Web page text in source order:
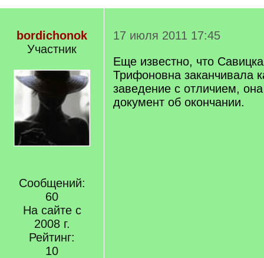
bordichonok
Участник
Сообщений:
60
На сайте с
2008 г.
Рейтинг:
10
17 июля 2011 17:45
Еще известно, что
Трифоновна заканчивала
заведение с отличием,
документ об окончании.